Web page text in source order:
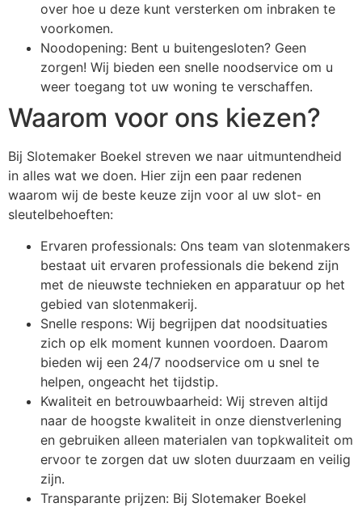
over hoe u deze kunt versterken om inbraken te
voorkomen.
Noodopening: Bent u buitengesloten? Geen
zorgen! Wij bieden een snelle noodservice om u
weer toegang tot uw woning te verschaffen.
Waarom voor ons kiezen?
Bij Slotemaker Boekel streven we naar uitmuntendheid
in alles wat we doen. Hier zijn een paar redenen
waarom wij de beste keuze zijn voor al uw slot- en
sleutelbehoeften:
Ervaren professionals: Ons team van slotenmakers
bestaat uit ervaren professionals die bekend zijn
met de nieuwste technieken en apparatuur op het
gebied van slotenmakerij.
Snelle respons: Wij begrijpen dat noodsituaties
zich op elk moment kunnen voordoen. Daarom
bieden wij een 24/7 noodservice om u snel te
helpen, ongeacht het tijdstip.
Kwaliteit en betrouwbaarheid: Wij streven altijd
naar de hoogste kwaliteit in onze dienstverlening
en gebruiken alleen materialen van topkwaliteit om
ervoor te zorgen dat uw sloten duurzaam en veilig
zijn.
Transparante prijzen: Bij Slotemaker Boekel